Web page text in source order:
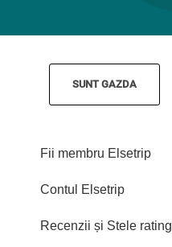
SUNT GAZDA
Fii membru Elsetrip
Contul Elsetrip
Recenzii și Stele rating